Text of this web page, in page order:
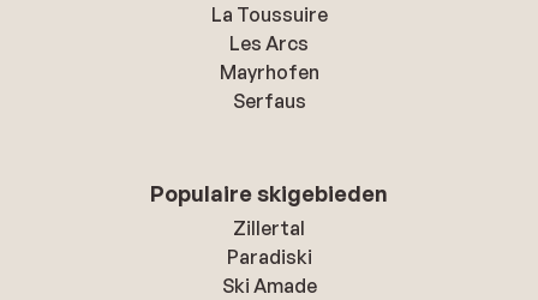
La Toussuire
Les Arcs
Mayrhofen
Serfaus
Populaire skigebieden
Zillertal
Paradiski
Ski Amade